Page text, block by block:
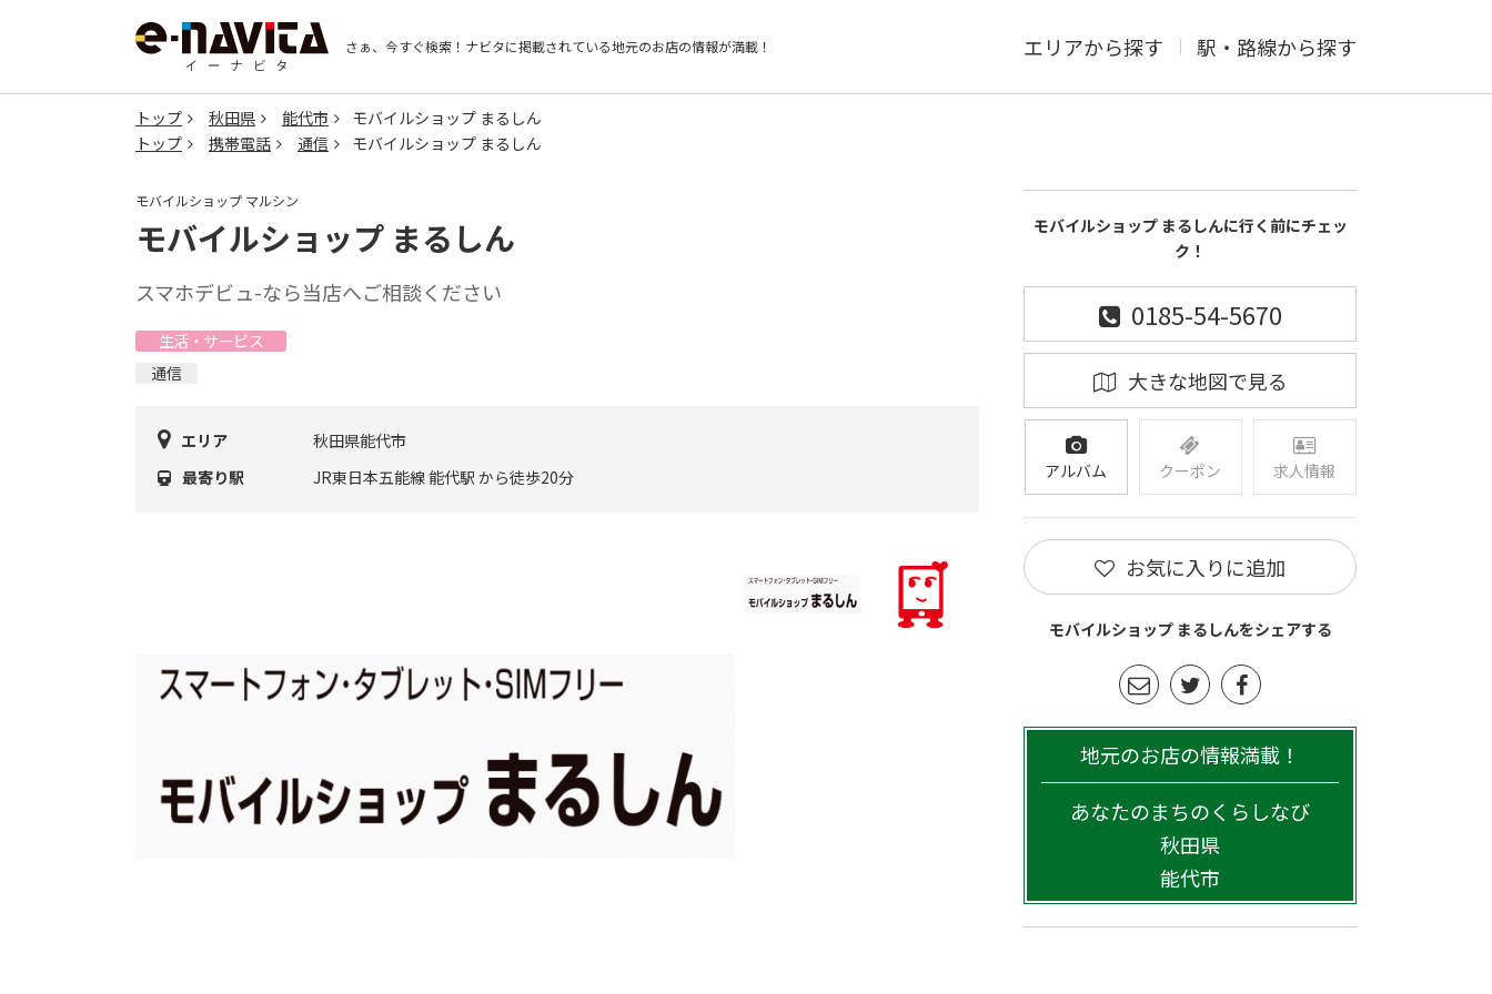
さぁ、今すぐ検索！ ナビタに掲載されている地元のお店の情報が満載！ エリアから探す 駅・路線から探す
トップ 秋田県 能代市
モバイルショップ まるしん
トップ
携帯電話 通信 モバイルショップ まるしん
モバイルショップ マルシン
モバイルショップ まるしん
スマホデビュ-なら当店へご相談ください
生活・サービス
通信
エリア
秋田県能代市
最寄り駅
JR東日本五能線 能代駅 から徒歩20分
モバイルショップ まるしんに行く前にチェッ
ク！
0185-54-5670
大きな地図で見る
アルバム クーポン 求人情報
お気に入りに追加
モバイルショップ まるしんをシェアする
地元のお店の情報満載！
あなたのまちのくらしなび
秋田県
能代市